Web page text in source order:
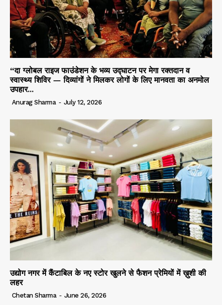
“दा ग्लोबल राइज फाउंडेशन के भव्य उद्घाटन पर मेगा रक्तदान व
स्वास्थ्य शिविर — दिव्यांगों ने मिलकर लोगों के लिए मानवता का अनमोल
उपहार...
Anurag Sharma - July 12, 2026
उद्योग नगर में कैंटाबिल के नए स्टोर खुलने से फैशन प्रेमियों में ख़ुशी की
लहर
Chetan Sharma - June 26, 2026